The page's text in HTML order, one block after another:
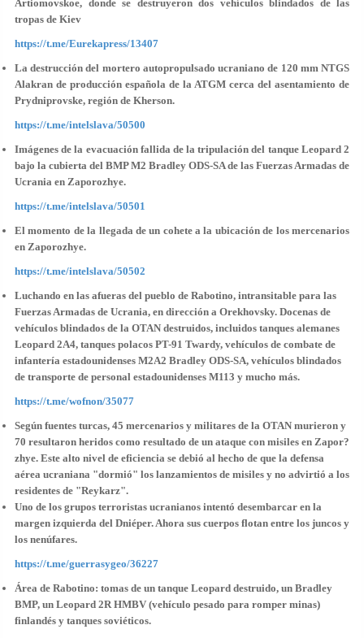
Artiomovskoe, donde se destruyeron dos vehículos blindados de las
tropas de Kiev
https://t.me/Eurekapress/13407
La destrucción del mortero autopropulsado ucraniano de 120 mm NTGS
Alakran de producción española de la ATGM cerca del asentamiento de
Prydniprovske, región de Kherson.
https://t.me/intelslava/50500
Imágenes de la evacuación fallida de la tripulación del tanque Leopard 2
bajo la cubierta del BMP M2 Bradley ODS-SA de las Fuerzas Armadas de
Ucrania en Zaporozhye.
https://t.me/intelslava/50501
El momento de la llegada de un cohete a la ubicación de los mercenarios
en Zaporozhye.
https://t.me/intelslava/50502
Luchando en las afueras del pueblo de Rabotino, intransitable para las
Fuerzas Armadas de Ucrania, en dirección a Orekhovsky. Docenas de
vehículos blindados de la OTAN destruidos, incluidos tanques alemanes
Leopard 2A4, tanques polacos PT-91 Twardy, vehículos de combate de
infantería estadounidenses M2A2 Bradley ODS-SA, vehículos blindados
de transporte de personal estadounidenses M113 y mucho más.
https://t.me/wofnon/35077
Según fuentes turcas, 45 mercenarios y militares de la OTAN murieron y
70 resultaron heridos como resultado de un ataque con misiles en Zapor?
zhye. Este alto nivel de eficiencia se debió al hecho de que la defensa
aérea ucraniana "dormió" los lanzamientos de misiles y no advirtió a los
residentes de "Reykarz".
Uno de los grupos terroristas ucranianos intentó desembarcar en la
margen izquierda del Dniéper. Ahora sus cuerpos flotan entre los juncos y
los nenúfares.
https://t.me/guerrasygeo/36227
Área de Rabotino: tomas de un tanque Leopard destruido, un Bradley
BMP, un Leopard 2R HMBV (vehículo pesado para romper minas)
finlandés y tanques soviéticos.